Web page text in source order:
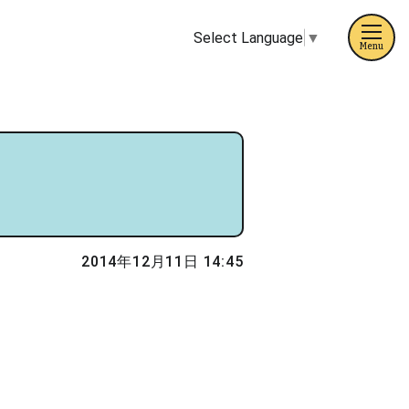
Select Language ▼
2014年12月11日 14:45
Menu